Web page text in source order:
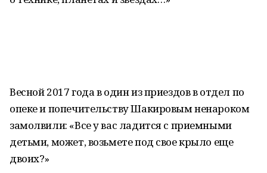
Весной 2017 года в один из приездов в отдел по
опеке и попечительству Шакировым ненароком
замолвили: «Все у вас ладится с приемными
детьми, может, возьмете под свое крыло еще
двоих?»